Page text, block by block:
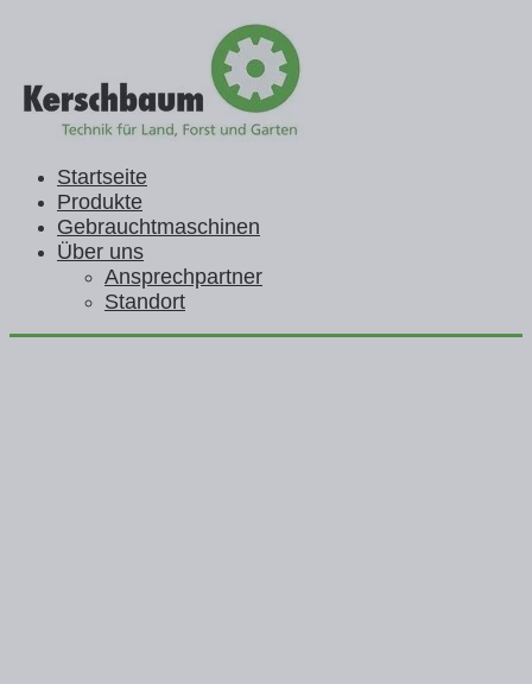
Startseite
Produkte
Gebrauchtmaschinen
Über uns
Ansprechpartner
Standort